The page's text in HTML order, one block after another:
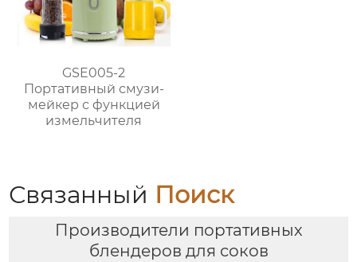
GSE005-2
Портативный смузи-
мейкер с функцией
измельчителя
Связанный Поиск
Производители портативных
блендеров для соков